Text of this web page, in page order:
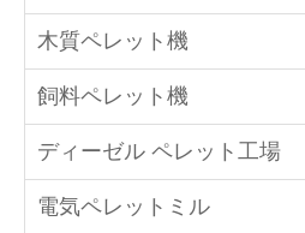
木質ペレット機
飼料ペレット機
ディーゼル ペレット工場
電気ペレットミル